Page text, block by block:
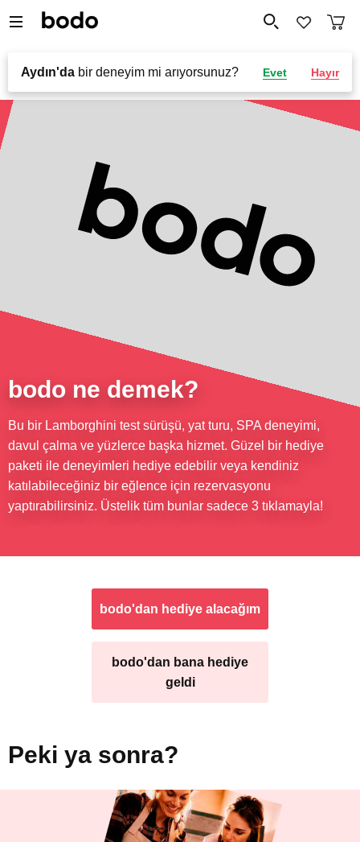
Aydın'da bir deneyim mi arıyorsunuz? Evet Hayır
bodo ne demek?
Bu bir Lamborghini test sürüşü, yat turu, SPA deneyimi,
davul çalma ve yüzlerce başka hizmet. Güzel bir hediye
paketi ile deneyimleri hediye edebilir veya kendiniz
katılabileceğiniz bir eğlence için rezervasyonu
yaptırabilirsiniz. Üstelik tüm bunlar sadece 3 tıklamayla!
bodo'dan hediye alacağım
bodo'dan bana hediye
geldi
Peki ya sonra?